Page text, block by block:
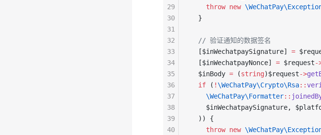
    throw
new
  }
  // 验证通知的数据签名
  [$inWechatpaySignature]
=
  [$inWechatpayNonce]
= $request-
  $inBody
= (string)$request->
  if
( !\WeChatPay\Crypto\Rsa::
    \WeChatPay\Formatter
::
$inWechatpaySignature,
  )) {
    throw
new
29
30
31
32
33
34
35
36
37
38
39
40